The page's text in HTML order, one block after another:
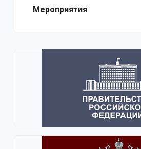
Мероприятия